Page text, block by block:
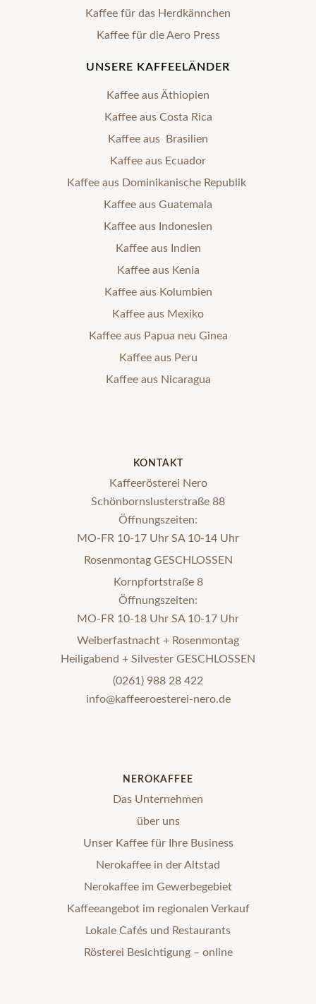
Kaffee für das Herdkännchen
Kaffee für die Aero Press
UNSERE KAFFEELÄNDER
Kaffee aus Äthiopien
Kaffee aus Costa Rica
Kaffee aus Brasilien
Kaffee aus Ecuador
Kaffee aus Dominikanische Republik
Kaffee aus Guatemala
Kaffee aus Indonesien
Kaffee aus Indien
Kaffee aus Kenia
Kaffee aus Kolumbien
Kaffee aus Mexiko
Kaffee aus Papua neu Ginea
Kaffee aus Peru
Kaffee aus Nicaragua
KONTAKT
Kaffeerösterei Nero
Schönbornslusterstraße 88
Öffnungszeiten:
MO-FR 10-17 Uhr SA 10-14 Uhr
Rosenmontag GESCHLOSSEN
Kornpfortstraße 8
Öffnungszeiten:
MO-FR 10-18 Uhr SA 10-17 Uhr
Weiberfastnacht + Rosenmontag
Heiligabend + Silvester GESCHLOSSEN
(0261) 988 28 422
info@kaffeeroesterei-nero.de
NEROKAFFEE
Das Unternehmen
über uns
Unser Kaffee für Ihre Business
Nerokaffee in der Altstad
Nerokaffee im Gewerbegebiet
Kaffeeangebot im regionalen Verkauf
Lokale Cafés und Restaurants
Rösterei Besichtigung – online